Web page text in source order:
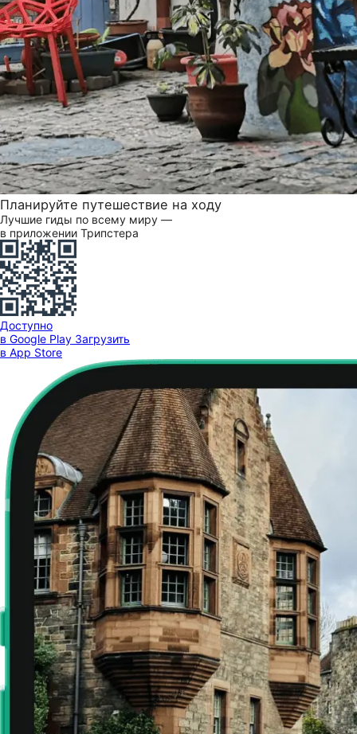
Планируйте путешествие на ходу
Лучшие гиды по всему миру —
в приложении Трипстера
Доступно
в Google Play Загрузить
в App Store